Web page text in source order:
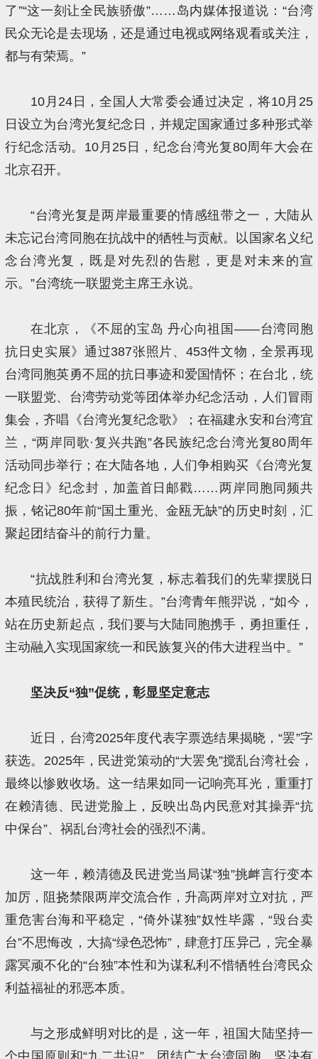
了”“这一刻让全民族骄傲”……岛内媒体报道说：“台湾
民众无论是去现场，还是通过电视或网络观看或关注，
都与有荣焉。”
10月24日，全国人大常委会通过决定，将10月25
日设立为台湾光复纪念日，并规定国家通过多种形式举
行纪念活动。10月25日，纪念台湾光复80周年大会在
北京召开。
“台湾光复是两岸最重要的情感纽带之一，大陆从
未忘记台湾同胞在抗战中的牺牲与贡献。以国家名义纪
念台湾光复，既是对先烈的告慰，更是对未来的宣
示。”台湾统一联盟党主席王永说。
在北京，《不屈的宝岛 丹心向祖国——台湾同胞
抗日史实展》通过387张照片、453件文物，全景再现
台湾同胞英勇不屈的抗日事迹和爱国情怀；在台北，统
一联盟党、台湾劳动党等团体举办纪念活动，人们冒雨
集会，齐唱《台湾光复纪念歌》；在福建永安和台湾宜
兰，“两岸同歌·复兴共跑”各民族纪念台湾光复80周年
活动同步举行；在大陆各地，人们争相购买《台湾光复
纪念日》纪念封，加盖首日邮戳……两岸同胞同频共
振，铭记80年前“国土重光、金瓯无缺”的历史时刻，汇
聚起团结奋斗的前行力量。
“抗战胜利和台湾光复，标志着我们的先辈摆脱日
本殖民统治，获得了新生。”台湾青年熊羿说，“如今，
站在历史新起点，我们要与大陆同胞携手，勇担重任，
主动融入实现国家统一和民族复兴的伟大进程当中。”
坚决反“独”促统，彰显坚定意志
近日，台湾2025年度代表字票选结果揭晓，“罢”字
获选。2025年，民进党策动的“大罢免”搅乱台湾社会，
最终以惨败收场。这一结果如同一记响亮耳光，重重打
在赖清德、民进党脸上，反映出岛内民意对其操弄“抗
中保台”、祸乱台湾社会的强烈不满。
这一年，赖清德及民进党当局谋“独”挑衅言行变本
加厉，阻挠禁限两岸交流合作，升高两岸对立对抗，严
重危害台海和平稳定，“倚外谋独”奴性毕露，“毁台卖
台”不思悔改，大搞“绿色恐怖”，肆意打压异己，完全暴
露冥顽不化的“台独”本性和为谋私利不惜牺牲台湾民众
利益福祉的邪恶本质。
与之形成鲜明对比的是，这一年，祖国大陆坚持一
个中国原则和“九二共识”，团结广大台湾同胞，坚决有